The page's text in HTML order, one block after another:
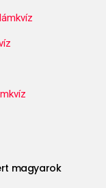
magyarok